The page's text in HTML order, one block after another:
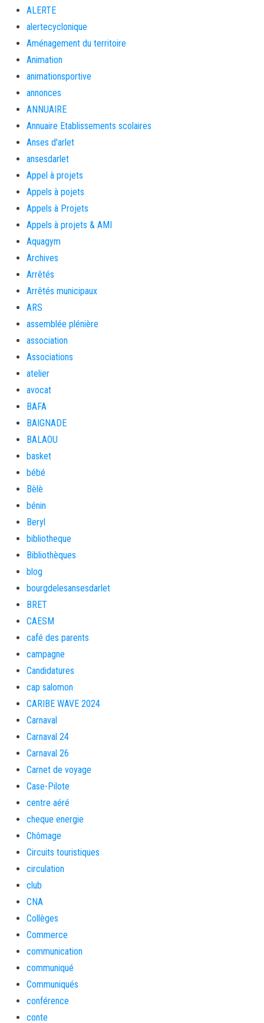
ALERTE
alertecyclonique
Aménagement du territoire
Animation
animationsportive
annonces
ANNUAIRE
Annuaire Etablissements scolaires
Anses d'arlet
ansesdarlet
Appel à projets
Appels à pojets
Appels à Projets
Appels à projets & AMI
Aquagym
Archives
Arrêtés
Arrêtés municipaux
ARS
assemblée plénière
association
Associations
atelier
avocat
BAFA
BAIGNADE
BALAOU
basket
bébé
Bèlè
bénin
Beryl
bibliotheque
Bibliothèques
blog
bourgdelesansesdarlet
BRET
CAESM
café des parents
campagne
Candidatures
cap salomon
CARIBE WAVE 2024
Carnaval
Carnaval 24
Carnaval 26
Carnet de voyage
Case-Pilote
centre aéré
cheque energie
Chômage
Circuits touristiques
circulation
club
CNA
Collèges
Commerce
communication
communiqué
Communiqués
conférence
conte